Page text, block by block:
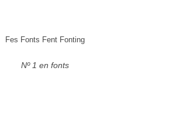
Fes Fonts Fent Fonting
Nº 1 en fonts